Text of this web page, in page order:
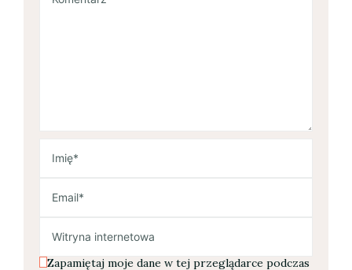
Zapamiętaj moje dane w tej przeglądarce podczas